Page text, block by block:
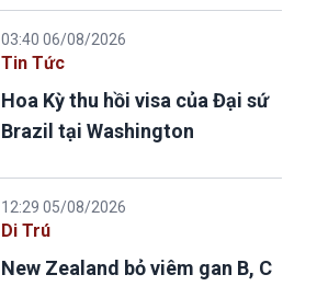
03:40 06/08/2026
Tin Tức
Hoa Kỳ thu hồi visa của Đại sứ
Brazil tại Washington
12:29 05/08/2026
Di Trú
New Zealand bỏ viêm gan B, C